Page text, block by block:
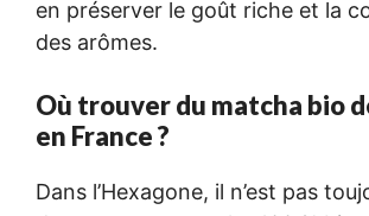
en préserver le goût riche et la
des arômes.
Où trouver du matcha bio
en France ?
Dans l’Hexagone, il n’est pas